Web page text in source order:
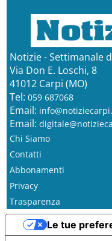
Notizie - Settimanale
Via Don E. Loschi, 8
41012 Carpi (MO)
Tel: 059 687068
Email:
Email:
Chi Siamo
Contatti
Abbonamenti
Privacy
Trasparenza
Le tue